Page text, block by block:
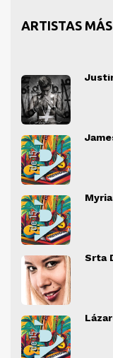
ARTISTAS
Srta